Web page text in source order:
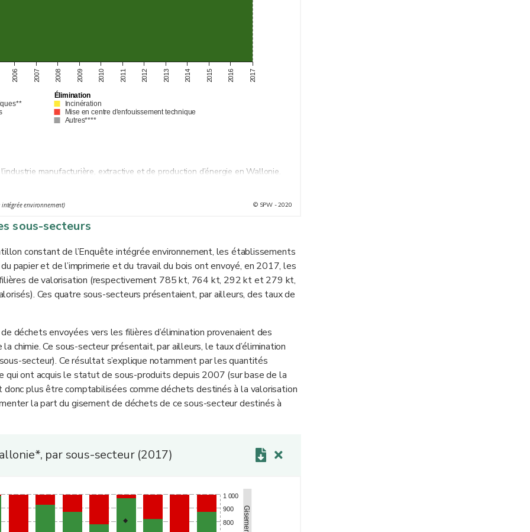
Élimination
Incinération
Mise en centre d'enfouissement technique
Autres****
2006 2007 2008 2009 2010 2011 2012 2013 2014 2015 2016 2017
manufacturière, extractive et de production d’énergie en Wallonie.
intégrée environnement) © SPW - 2020
sous-secteurs
constant de l’Enquête intégrée environnement, les établissements
papier et de l’imprimerie et du travail du bois ont envoyé, en 2017, les
de valorisation (respectivement 785 kt, 764 kt, 292 kt et 279 kt,
Ces quatre sous-secteurs présentaient, par ailleurs, des taux de
déchets envoyées vers les filières d’élimination provenaient des
chimie. Ce sous-secteur présentait, par ailleurs, le taux d’élimination
secteur). Ce résultat s’explique notamment par les quantités
ont acquis le statut de sous-produits depuis 2007 (sur base de la
donc plus être comptabilisées comme déchets destinés à la valorisation
la part du gisement de déchets de ce sous-secteur destinés à
par sous-secteur (2017)
800
900
1 000